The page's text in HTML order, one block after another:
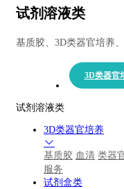
试剂溶液类
基质胶、3D类器官培养
3D类器官
试剂溶液类
3D类器官培养
基质胶 血清 类器
服务
试剂盒类